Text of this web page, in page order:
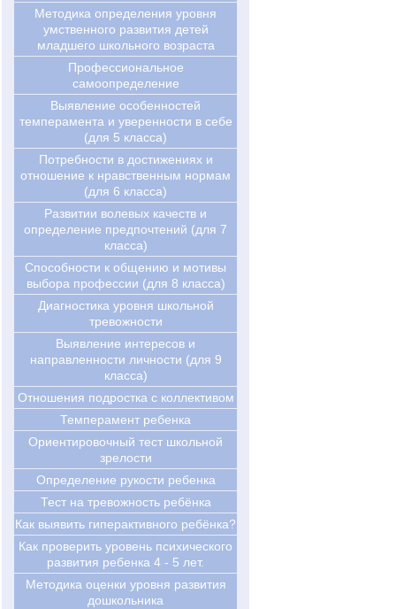
Методика определения уровня
умственного развития детей
младшего школьного возраста
Профессиональное
самоопределение
Выявление особенностей
темперамента и уверенности в себе
(для 5 класса)
Потребности в достижениях и
отношение к нравственным нормам
(для 6 класса)
Развитии волевых качеств и
определение предпочтений (для 7
класса)
Cпособности к общению и мотивы
выбора профессии (для 8 класса)
Диагностика уровня школьной
тревожности
Выявление интересов и
направленности личности (для 9
класса)
Отношения подростка с коллективом
Темперамент ребенка
Ориентировочный тест школьной
зрелости
Определение рукости ребенка
Тест на тревожность ребёнка
Как выявить гиперактивного ребёнка?
Как проверить уровень психического
развития ребенка 4 - 5 лет.
Методика оценки уровня развития
дошкольника